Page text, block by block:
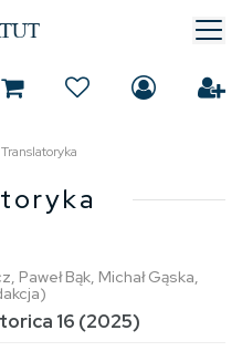
Translatoryka
Paweł Bąk, Michał Gąska,
16 (2025)